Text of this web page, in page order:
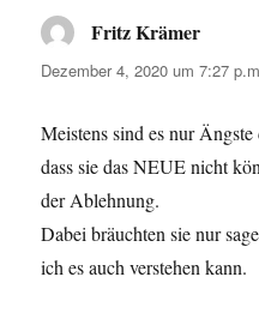
i
n
e
m
F
n
t
r
g
e
ö
i
n
n
e
m
F
n
t
r
g
e
ö
Fritz Krämer
Dezember 4, 2020 um 7:27
Meistens sind es nur
dass sie das NEUE nicht
der Ablehnung.
Dabei bräuchten sie nur
ich es auch verstehen kann.